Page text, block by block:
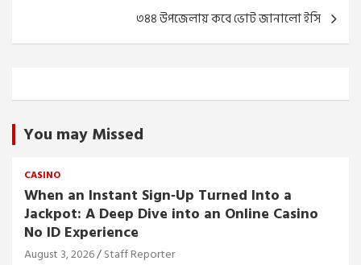
৩৪৪ উপজেলায় কবে ভোট জানালো ইসি
You may Missed
CASINO
When an Instant Sign‑Up Turned Into a
Jackpot: A Deep Dive into an Online Casino
No ID Experience
August 3, 2026 Staff Reporter